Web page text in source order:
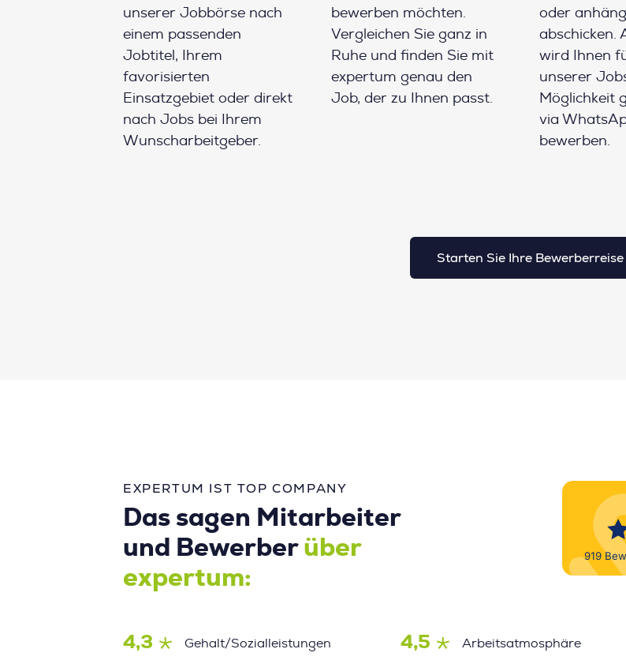
unserer Jobbörse nach
einem passenden
Jobtitel, Ihrem
favorisierten
Einsatzgebiet oder direkt
nach Jobs bei Ihrem
Wunscharbeitgeber.
bewerben möchten.
Vergleichen Sie ganz in
Ruhe und finden Sie mit
expertum genau den
Job, der zu Ihnen passt.
oder
abschicken.
wird Ihnen
unserer
Möglichkeit
via
bewerben.
Starten Sie Ihre Bewerberreise
EXPERTUM IST TOP COMPANY
Das sagen Mitarbeiter
und Bewerber über
expertum:
4,3 Gehalt/Sozialleistungen 4,5 Arbeitsatmosphäre